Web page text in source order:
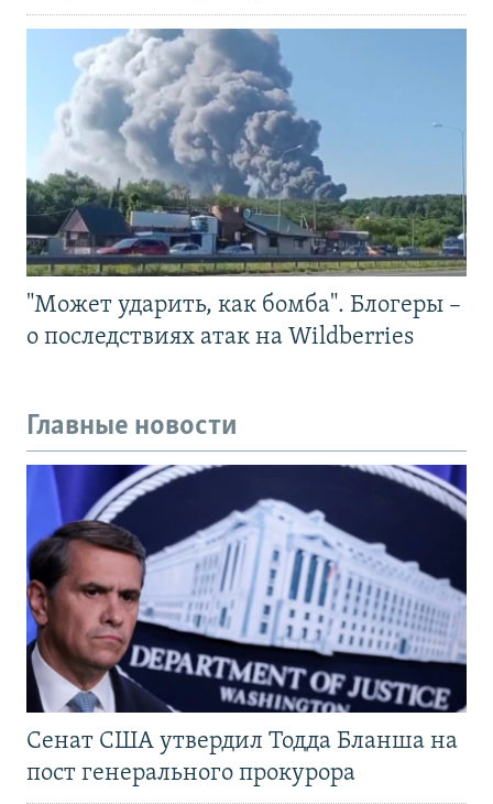
"Может ударить, как бомба". Блогеры –
о последствиях атак на Wildberries
Главные новости
Сенат США утвердил Тодда Бланша на
пост генерального прокурора